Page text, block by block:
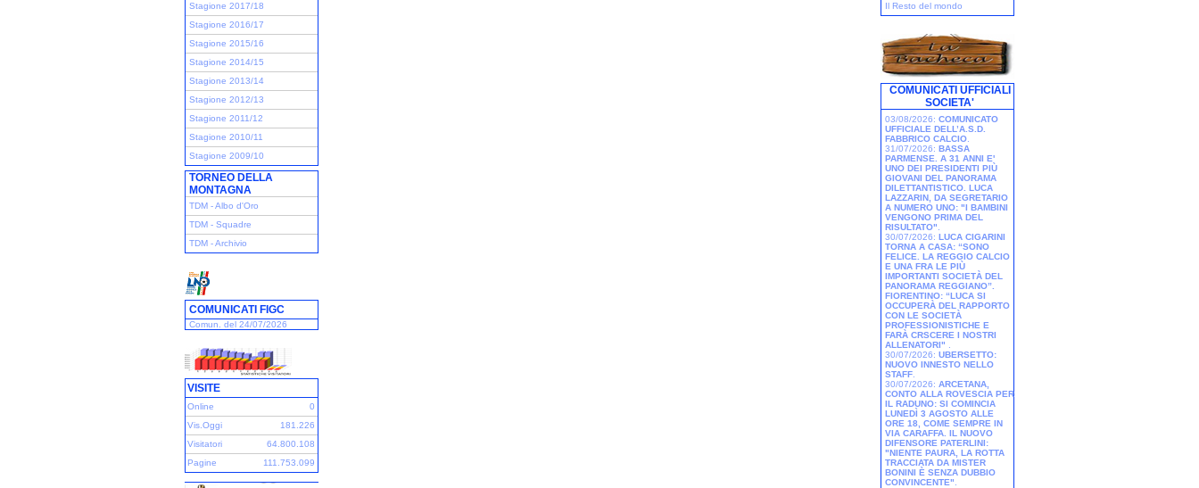
Stagione 2017/18
Stagione 2016/17
Stagione 2015/16
Stagione 2014/15
Stagione 2013/14
Stagione 2012/13
Stagione 2011/12
Stagione 2010/11
Stagione 2009/10
TORNEO DELLA
MONTAGNA
TDM - Albo d'Oro
TDM - Squadre
TDM - Archivio
COMUNICATI FIGC
Comun. del 24/07/2026
VISITE
Online
0
Vis.Oggi
181.226
Visitatori
64.800.108
Pagine
111.753.099
Il Resto del mondo
COMUNICATI UFFICIALI
SOCIETA'
03/08/2026: COMUNICATO
UFFICIALE DELL’A.S.D.
FABBRICO CALCIO
31/07/2026: BASSA
PARMENSE. A 31 ANNI E'
UNO DEI PRESIDENTI PIÙ
GIOVANI DEL PANORAMA
DILETTANTISTICO. LUCA
LAZZARIN, DA SEGRETARIO
A NUMERO UNO: "I BAMBINI
VENGONO PRIMA DEL
RISULTATO"
30/07/2026: LUCA CIGARINI
TORNA A CASA: “SONO
FELICE. LA REGGIO CALCIO
E UNA FRA LE PIÙ
IMPORTANTI SOCIETÀ DEL
PANORAMA REGGIANO”.
FIORENTINO: “LUCA SI
OCCUPERÀ DEL RAPPORTO
CON LE SOCIETÀ
PROFESSIONISTICHE E
FARÀ CRSCERE I NOSTRI
ALLENATORI"
30/07/2026: UBERSETTO:
NUOVO INNESTO NELLO
STAFF
30/07/2026: ARCETANA,
CONTO ALLA ROVESCIA PER
IL RADUNO: SI COMINCIA
LUNEDÌ 3 AGOSTO ALLE
ORE 18, COME SEMPRE IN
VIA CARAFFA. IL NUOVO
DIFENSORE PATERLINI:
"NIENTE PAURA, LA ROTTA
TRACCIATA DA MISTER
BONINI È SENZA DUBBIO
CONVINCENTE"